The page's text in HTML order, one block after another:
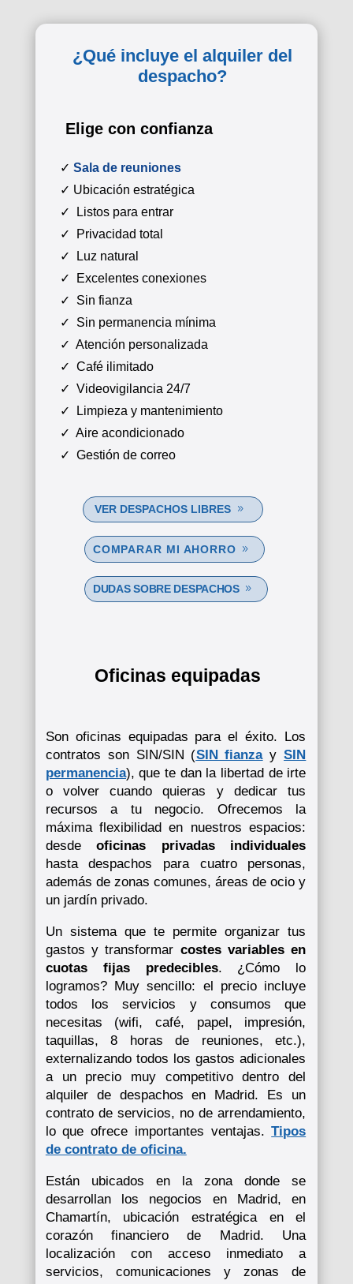
¿Qué incluye el alquiler del
despacho?
Elige con confianza
✓ Sala de reuniones
✓ Ubicación estratégica
✓ Listos para entrar
✓ Privacidad total
✓ Luz natural
✓ Excelentes conexiones
✓ Sin fianza
✓ Sin permanencia mínima
✓ Atención personalizada
✓ Café ilimitado
✓ Videovigilancia 24/7
✓ Limpieza y mantenimiento
✓ Aire acondicionado
✓ Gestión de correo
VER DESPACHOS LIBRES
COMPARAR MI AHORRO
DUDAS SOBRE DESPACHOS
Oficinas equipadas
Son oficinas equipadas para el éxito. Los
contratos son SIN/SIN (SIN fianzaySIN
permanencia), que te dan la libertad de irte
o volver cuando quieras y dedicar tus
recursos a tu negocio. Ofrecemos la
máxima flexibilidad en nuestros espacios:
desdeoficinas privadas individuales
hasta despachos para cuatro personas,
además de zonas comunes, áreas de ocio y
un jardín privado.
Un sistema que te permite organizar tus
gastos y transformar costes variables en
cuotas fijas
predecibles. ¿Cómo lo
logramos? Muy sencillo: el precio incluye
todos los servicios y consumos que
necesitas (wifi, café, papel, impresión,
taquillas, 8 horas de reuniones, etc.),
externalizando todos los gastos adicionales
a un precio muy competitivo dentro del
alquiler de despachos en Madrid. Es un
contrato de servicios, no de arrendamiento,
lo que ofrece importantes ventajas.Tipos
de contrato de oficina.
Están ubicados en la zona donde se
desarrollan los negocios en Madrid, en
Chamartín, ubicación estratégica en el
corazón financiero de Madrid. Una
localización con acceso inmediato a
servicios, comunicaciones y zonas de